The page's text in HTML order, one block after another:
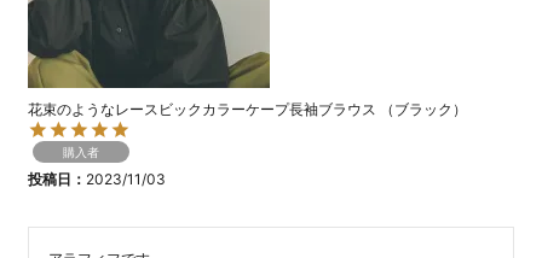
花束のようなレースビックカラーケープ長袖ブラウス （ブラック）
購入者
投稿日 2023/11/03